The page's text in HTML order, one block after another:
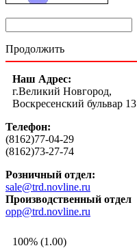
Продолжить
Наш Адрес:
г.Великий Новгород,
Воскресенский бульвар 13
Телефон:
(8162)77-04-29
(8162)73-27-74
Розничный отдел:
sale@trd.novline.ru
Производственный отдел
opp@trd.novline.ru
100% (1.00)